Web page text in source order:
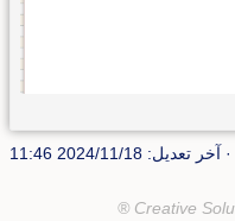
· آخر تعديل: 2024/11/18 11:46